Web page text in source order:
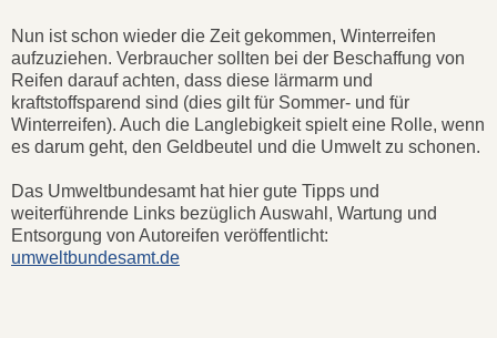
Nun ist schon wieder die Zeit gekommen, Winterreifen
aufzuziehen. Verbraucher sollten bei der Beschaffung von
Reifen darauf achten, dass diese lärmarm und
kraftstoffsparend sind (dies gilt für Sommer- und für
Winterreifen). Auch die Langlebigkeit spielt eine Rolle, wenn
es darum geht, den Geldbeutel und die Umwelt zu schonen.
Das Umweltbundesamt hat hier gute Tipps und
weiterführende Links bezüglich Auswahl, Wartung und
Entsorgung von Autoreifen veröffentlicht:
umweltbundesamt.de